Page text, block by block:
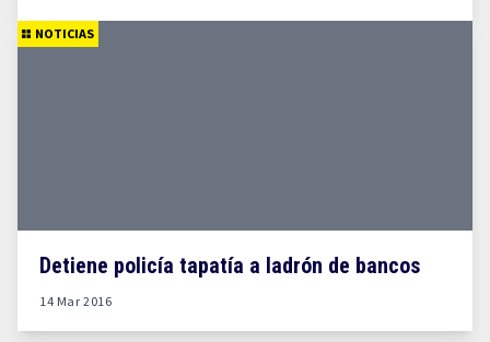
NOTICIAS
Detiene policía tapatía a ladrón de bancos
14 Mar 2016